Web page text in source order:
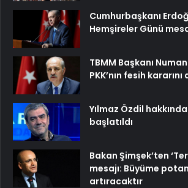
Cumhurbaşkanı
Hemşireler Günü
TBMM Başkanı
PKK’nın fesih
Yılmaz Özdil
başlatıldı
Bakan Şimşek’ten
mesajı: Büyüme
artıracaktır